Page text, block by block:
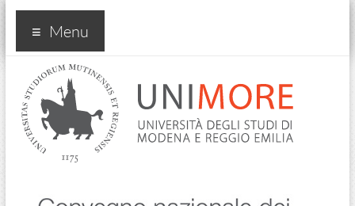
Convegno
nazionale
dottorati
in
filosofia
Menu